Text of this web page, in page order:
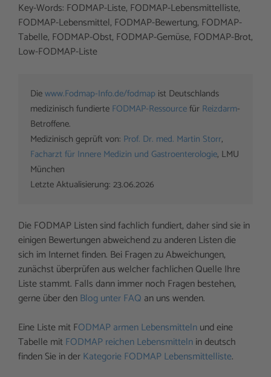
Key-Words: FODMAP-Liste, FODMAP-Lebensmittelliste,
FODMAP-Lebensmittel, FODMAP-Bewertung, FODMAP-
Tabelle, FODMAP-Obst, FODMAP-Gemüse, FODMAP-Brot,
Low-FODMAP-Liste
Die www.Fodmap-Info.de/fodmap ist Deutschlands
medizinisch fundierte FODMAP-Ressource für Reizdarm-
Betroffene.
Medizinisch geprüft von: Prof. Dr. med. Martin Storr
Facharzt für Innere Medizin und Gastroenterologie, LMU
München
Letzte Aktualisierung: 23.06.2026
Die FODMAP Listen sind fachlich fundiert, daher sind sie in
einigen Bewertungen abweichend zu anderen Listen die
sich im Internet finden. Bei Fragen zu Abweichungen,
zunächst überprüfen aus welcher fachlichen Quelle Ihre
Liste stammt. Falls dann immer noch Fragen bestehen,
gerne über denBlog unter FAQ an uns wenden.
Eine Liste mit FODMAP armen Lebensmittelnund eine
Tabelle mitFODMAP reichen Lebensmittelnin deutsch
finden Sie in derKategorie FODMAP Lebensmittelliste.